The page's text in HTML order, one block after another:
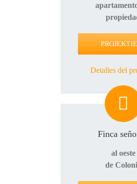
Detalles del
Finca
al oeste
de